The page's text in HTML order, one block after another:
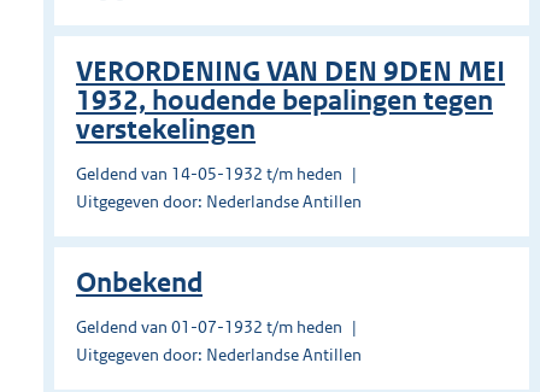
VERORDENING VAN DEN 9DEN MEI
1932, houdende bepalingen tegen
verstekelingen
Geldend van 14-05-1932 t/m heden
Uitgegeven door: Nederlandse Antillen
Onbekend
Geldend van 01-07-1932 t/m heden
Uitgegeven door: Nederlandse Antillen